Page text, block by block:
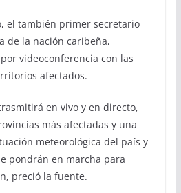
el también primer secretario
de la nación caribeña,
videoconferencia con las
afectados.
en vivo y en directo,
más afectadas y una
meteorológica del país y
pondrán en marcha para
preció la fuente.